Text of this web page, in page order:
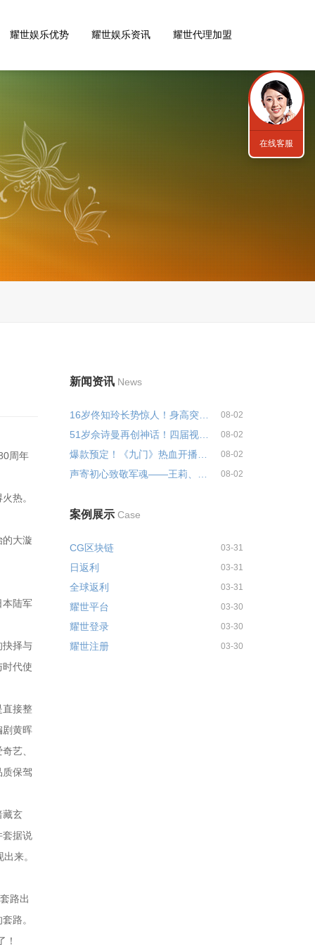
耀世娱乐优势 耀世娱乐资讯 耀世代理加盟
周年
热。
大漩
本陆军
抉择与
代使
接整
剧黄晖
艺、
保驾
藏玄
套据说
来。
路出
路。
！
新闻资讯 News
16岁佟知玲长势惊人！身高突破17... 08-02
51岁佘诗曼再创神话！四届视后登... 08-02
08-02
08-02
案例展示 Case
CG区块链 03-31
日返利 03-31
全球返利 03-31
耀世平台 03-30
耀世登录 03-30
耀世注册 03-30
在线客服